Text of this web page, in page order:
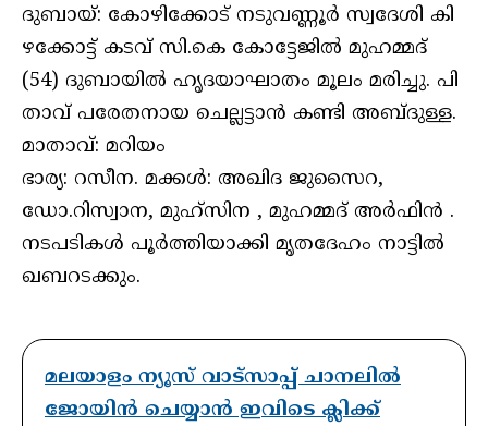
ദു​ബായ്: കോ​ഴി​ക്കോ​ട് ന​ടു​വ​ണ്ണൂ​ർ സ്വ​ദേ​ശി കി​
ഴ​ക്കോ​ട്ട് ക​ട​വ് സി.കെ കോ​ട്ടേ​ജി​ൽ മുഹമ്മദ്
(54) ദുബായി​ൽ ഹൃ​ദ​യാ​ഘാ​തം മൂ​ലം മ​രി​ച്ചു. പി​
താവ് പരേതനായ ചെല്ലട്ടാൻ കണ്ടി അബ്ദുള്ള.
മാതാവ്: മറിയം
ഭാര്യ: റസീന. മക്കൾ: അഖിദ ജുസൈറ,
ഡോ.റിസ്വാന, മുഹ്സിന , മുഹമ്മദ് അർഫിൻ .
നടപടികൾ പൂർത്തിയാക്കി മൃതദേഹം നാട്ടിൽ
ഖബറടക്കും.
മലയാളം ന്യൂസ് വാട്സാപ്പ് ചാനലിൽ
ജോയിൻ ചെയ്യാൻ ഇവിടെ ക്ലിക്ക്